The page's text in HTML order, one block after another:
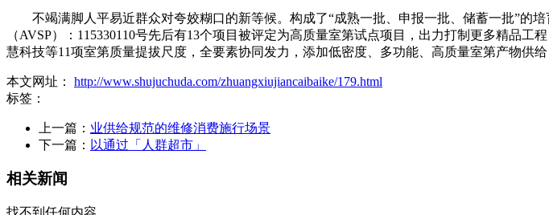
不竭满脚人平易近群众对夸姣糊口的新等候。构成了“成熟一批、申报一批、储蓄一批”的
（AVSP）：115330110号先后有13个项目被评定为高质量室第试点项目，出力打制更多精品
慧科技等11项室第质量提拔尺度，全要素协同发力，添加低密度、多功能、高质量室第产物供
本文网址： http://www.shujuchuda.com/zhuangxiujiancaibaike/179.html
标签：
上一篇： 业供给规范的维修消费施行场景
下一篇： 以通过「人群超市」
相关新闻